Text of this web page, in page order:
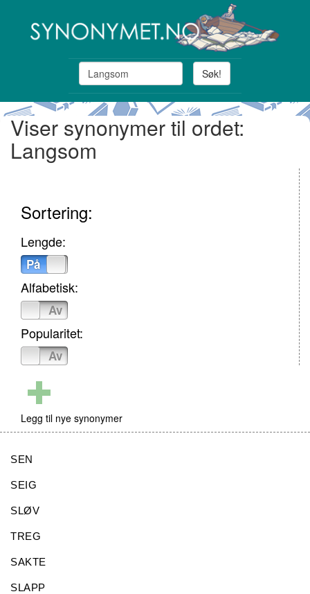
Søk!
Viser synonymer til ordet:
Langsom
Sortering:
Lengde:
På
Alfabetisk:
Av
Popularitet:
Av
Legg til nye synonymer
SEN
SEIG
SLØV
TREG
SAKTE
SLAPP